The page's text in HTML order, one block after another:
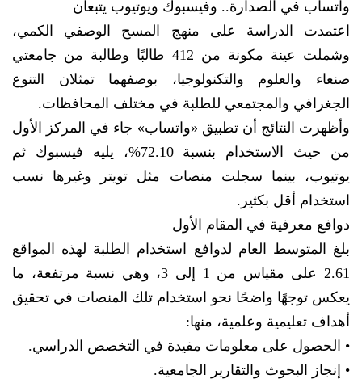
واتساب في الصدارة.. وفيسبوك ويوتيوب يتبعان
اعتمدت الدراسة على منهج المسح الوصفي الكمي،
وشملت عينة مكونة من 412 طالبًا وطالبة من جامعتي
صنعاء والعلوم والتكنولوجيا، بوصفهما تمثلان التنوع
الجغرافي والمجتمعي للطلبة في مختلف المحافظات.
وأظهرت النتائج أن تطبيق «واتساب» جاء في المركز الأول
من حيث الاستخدام بنسبة 72.10%، يليه فيسبوك ثم
يوتيوب، بينما سجلت منصات مثل تويتر وغيرها نسب
استخدام أقل بكثير.
دوافع معرفية في المقام الأول
بلغ المتوسط العام لدوافع استخدام الطلبة لهذه المواقع
2.61 على مقياس من 1 إلى 3، وهي نسبة مرتفعة، ما
يعكس توجهًا واضحًا نحو استخدام تلك المنصات في تحقيق
أهداف تعليمية وعلمية، منها:
• الحصول على معلومات مفيدة في التخصص الدراسي.
• إنجاز البحوث والتقارير الجامعية.